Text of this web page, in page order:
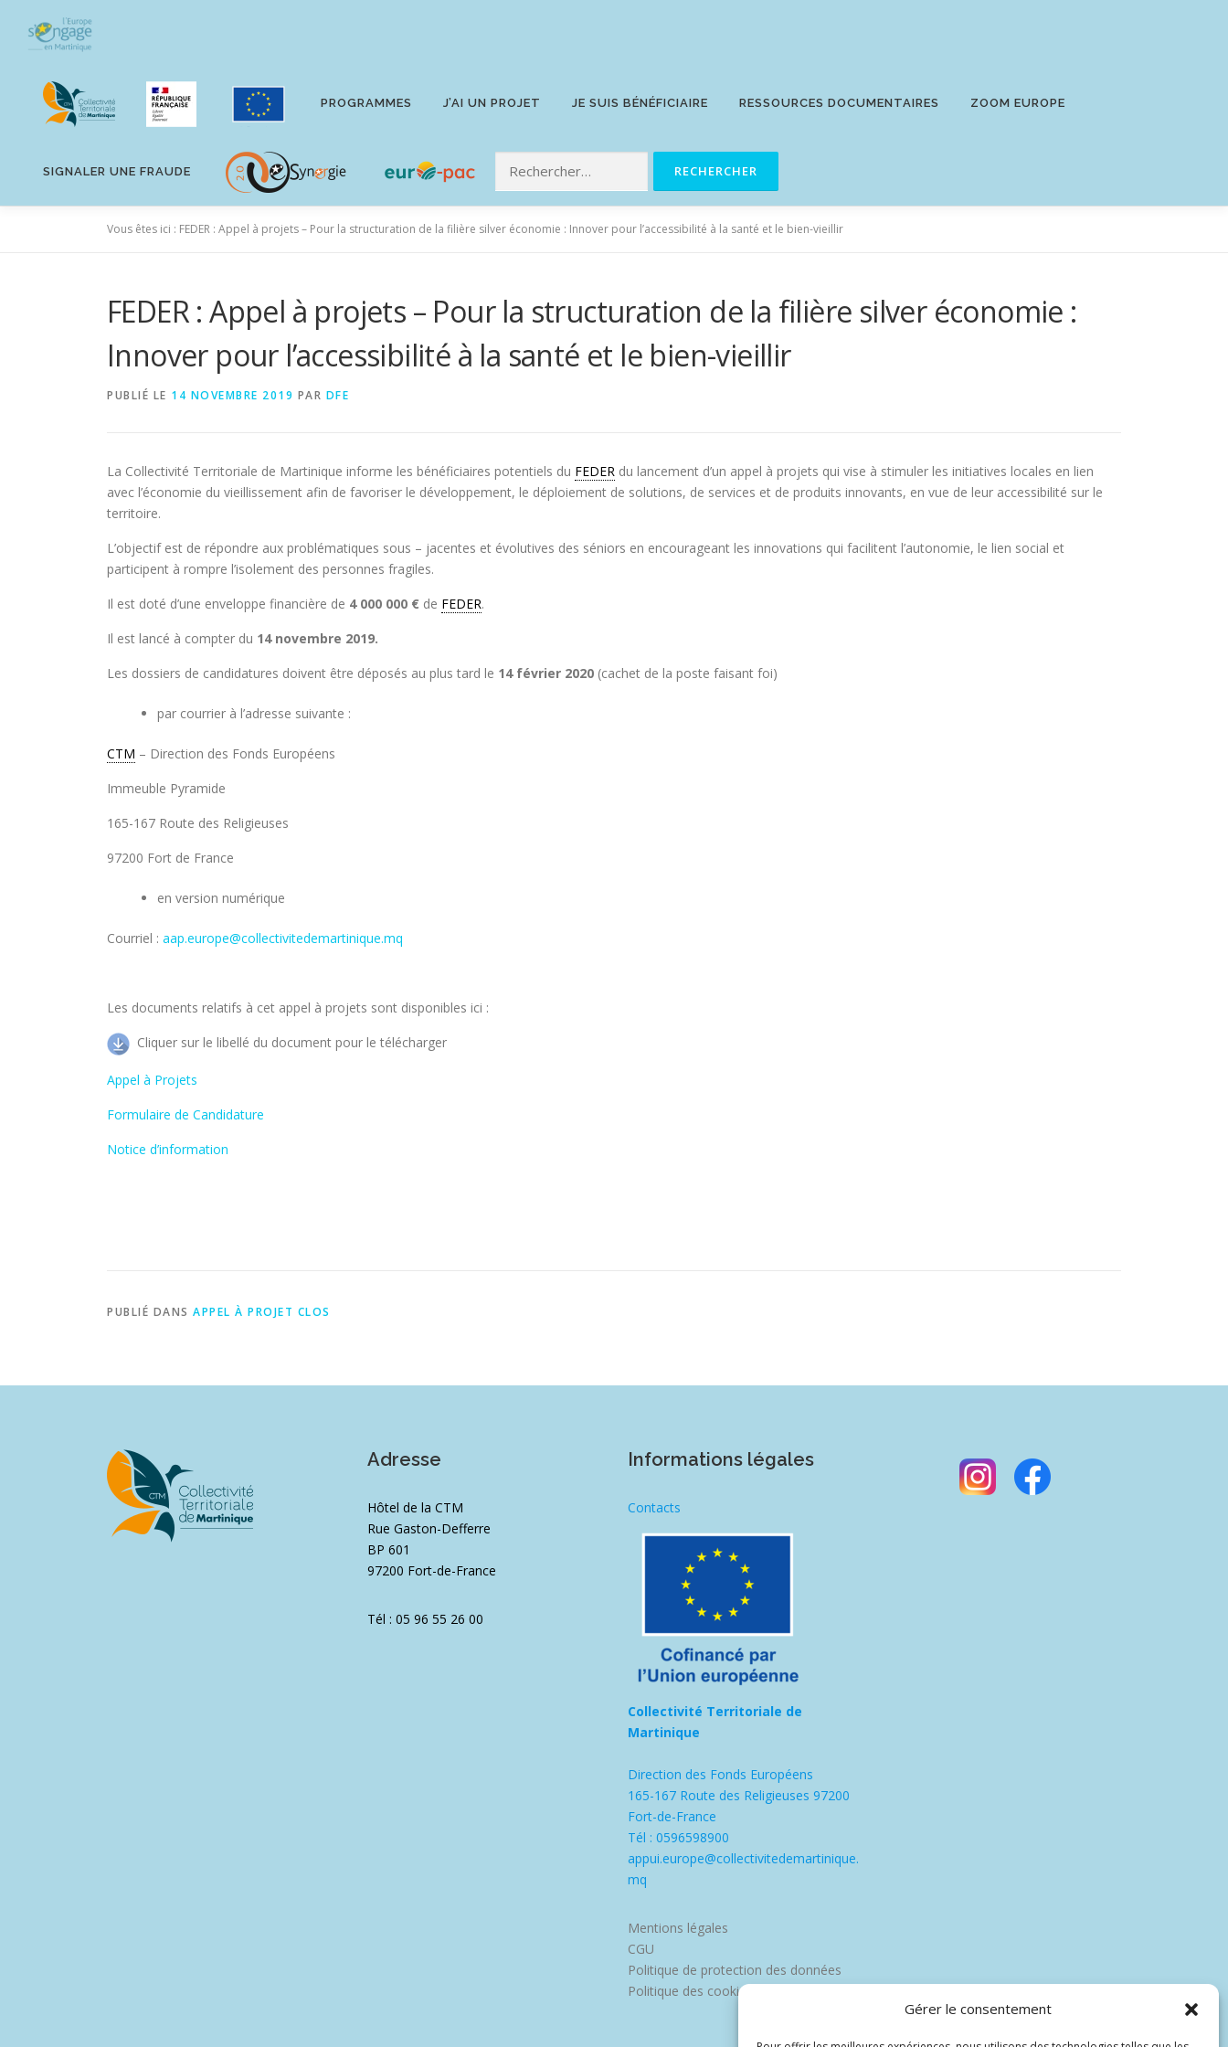
Gérer le consentement
contenu
PROGRAMMES J’AI UN PROJET JE SUIS BÉNÉFICIAIRE RESSOURCES DOCUMENTAIRES ZOOM EUROPE
SIGNALER UNE FRAUDE
Vous êtes ici : FEDER : Appel à projets – Pour la structuration de la filière silver économie : Innover pour l’accessibilité à la santé et le bien-vieillir
FEDER : Appel à projets – Pour la structuration de la filière silver économie :
Innover pour l’accessibilité à la santé et le bien-vieillir
PUBLIÉ LE 14 NOVEMBRE 2019 PAR DFE
La Collectivité Territoriale de Martinique informe les bénéficiaires potentiels du FEDER du lancement d’un appel à projets qui vise à stimuler les initiatives locales en lien
avec l’économie du vieillissement afin de favoriser le développement, le déploiement de solutions, de services et de produits innovants, en vue de leur accessibilité sur le
territoire.
L’objectif est de répondre aux problématiques sous – jacentes et évolutives des séniors en encourageant les innovations qui facilitent l’autonomie, le lien social et
participent à rompre l’isolement des personnes fragiles.
Il est doté d’une enveloppe financière de 4 000 000 € de FEDER.
Il est lancé à compter du 14 novembre 2019.
Les dossiers de candidatures doivent être déposés au plus tard le 14 février 2020 (cachet de la poste faisant foi)
par courrier à l’adresse suivante :
CTM – Direction des Fonds Européens
Immeuble Pyramide
165-167 Route des Religieuses
97200 Fort de France
en version numérique
Courriel : aap.europe@collectivitedemartinique.mq
Les documents relatifs à cet appel à projets sont disponibles ici :
Cliquer sur le libellé du document pour le télécharger
Appel à Projets
Formulaire de Candidature
Notice d’information
PUBLIÉ DANS APPEL À PROJET CLOS
Adresse
Hôtel de la CTM
Rue Gaston-Defferre
BP 601
97200 Fort-de-France
Tél : 05 96 55 26 00
Informations légales
Contacts
Collectivité Territoriale de
Martinique
Direction des Fonds Européens
165-167 Route des Religieuses 97200
Fort-de-France
Tél : 0596598900
appui.europe@collectivitedemartinique.
mq
Mentions légales
CGU
Politique de protection des données
Politique des cookies